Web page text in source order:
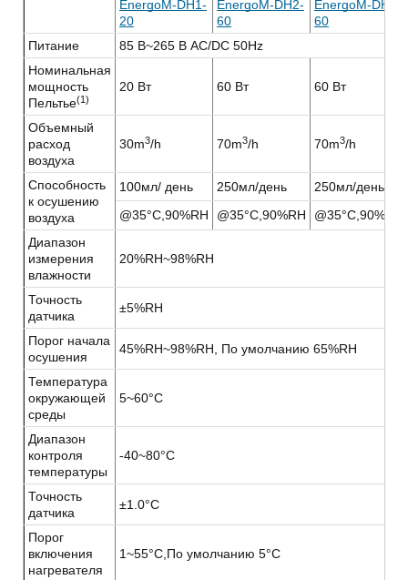
EnergoM-DH1-
20
EnergoM-DH2-
60
EnergoM-DH3-
60
Питание
85 В~265 В AC/DC 50Hz
Номинальная
мощность
Пельтье(1)
20 Вт 60 Вт 60 Вт
Объемный
расход
воздуха
30m3/h 70m3/h 70m3/h
Способность
к осушению
воздуха
100мл/ день 250мл/день
250мл/день
@35°C,90%RH
@35°C,90%RH
@35°C,90%RH
Диапазон
измерения
влажности
20%RH~98%RH
Точность
датчика
±5%RH
Порог начала
осушения
45%RH~98%RH, По умолчанию 65%RH
Температура
окружающей
среды
5~60°C
Диапазон
контроля
температуры
-40~80°C
Точность
датчика
±1.0°C
Порог
включения
нагревателя
1~55°C,По умолчанию 5°C